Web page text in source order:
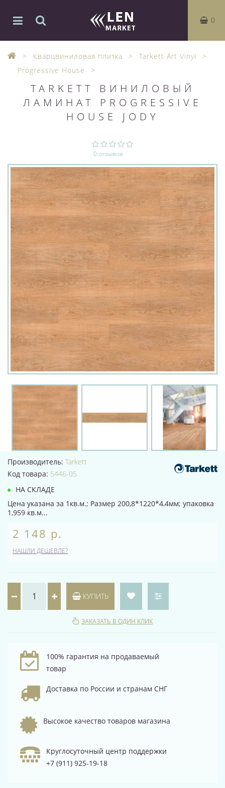
0
Кварцвиниловая плитка
Tarkett Art Vinyl
Progressive House
TARKETT ВИНИЛОВЫЙ
ЛАМИНАТ PROGRESSIVE
HOUSE JODY
0 отзывов
Производитель: Tarkett
Код товара: 5446-05
НА СКЛАДЕ
Цена указана за 1кв.м.; Размер 200,8*1220*4,4мм; упаковка
1,959 кв.м...
2 148 р.
НАШЛИ ДЕШЕВЛЕ?
КУПИТЬ
ЗАКАЗАТЬ В ОДИН КЛИК
100% гарантия на продаваемый
товар
Доставка по России и странам СНГ
Высокое качество товаров магазина
Круглосуточный центр поддержки
+7 (911) 925-19-18